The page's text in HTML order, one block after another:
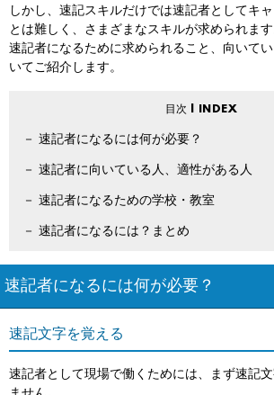
しかし、速記スキルだけでは速記者としてキ
とは難しく、さまざまなスキルが求められます
速記者になるために求められること、向いて
いてご紹介します。
速記者になるには何が必要？
速記者に向いている人、適性がある人
速記者になるための学校・教室
速記者になるには？まとめ
速記者になるには何が必要？
速記文字を覚える
速記者として現場で働くためには、まず速記